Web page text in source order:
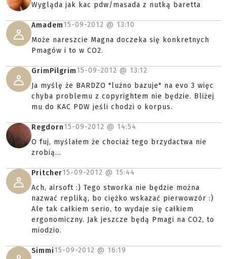
Wygląda jak kac pdw/masada z nutką baretta
Amadem15-09-2012 @ 13:10
Może nareszcie Magna doczeka się konkretnych
Pmagów i to w CO2.
GrimPilgrim15-09-2012 @ 13:12
Ja myślę że BARDZO "luźno bazuje" na evo 3 więc
chyba problemu z copyrightem nie będzie. Bliżej
mu do KAC PDW jeśli chodzi o korpus.
Regdorn15-09-2012 @ 14:54
O fuj, myślałem że chociaż tego brzydactwa nie
zrobią...
Pritcher15-09-2012 @ 15:44
Ach, airsoft :) Tego stworka nie będzie można
nazwać repliką, bo ciężko wskazać pierwowzór :)
Ale tak całkiem serio, to wydaje się całkiem
ergonomiczny. Jak jeszcze będą Pmagi na CO2, to
miodzio.
Simmi15-09-2012 @ 16:19